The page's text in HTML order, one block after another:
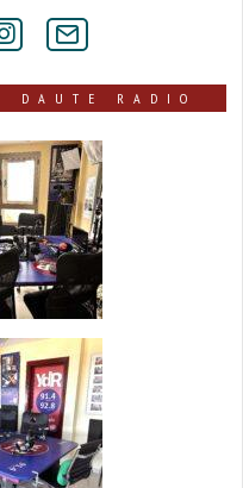
DAUTE RADIO